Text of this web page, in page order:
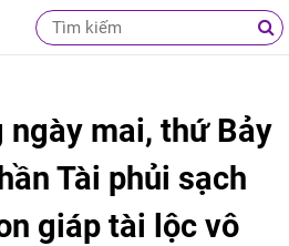
ngày mai, thứ Bảy
Tài phủi sạch
giáp tài lộc vô